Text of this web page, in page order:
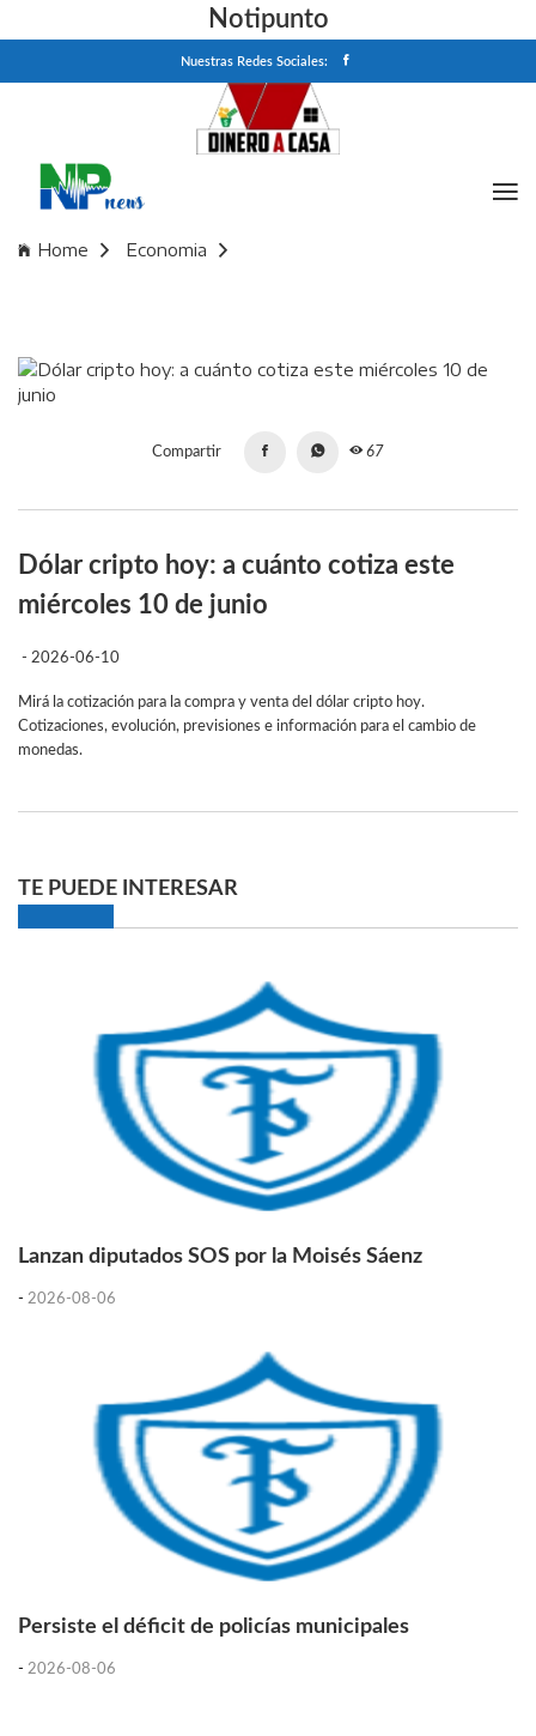
Notipunto
Nuestras Redes Sociales:
Home
Economia
Compartir 67
Dólar cripto hoy: a cuánto cotiza este
miércoles 10 de junio
- 2026-06-10
Mirá la cotización para la compra y venta del dólar cripto hoy.
Cotizaciones, evolución, previsiones e información para el cambio de
monedas.
TE PUEDE INTERESAR
Lanzan diputados SOS por la Moisés Sáenz
- 2026-08-06
Persiste el déficit de policías municipales
- 2026-08-06